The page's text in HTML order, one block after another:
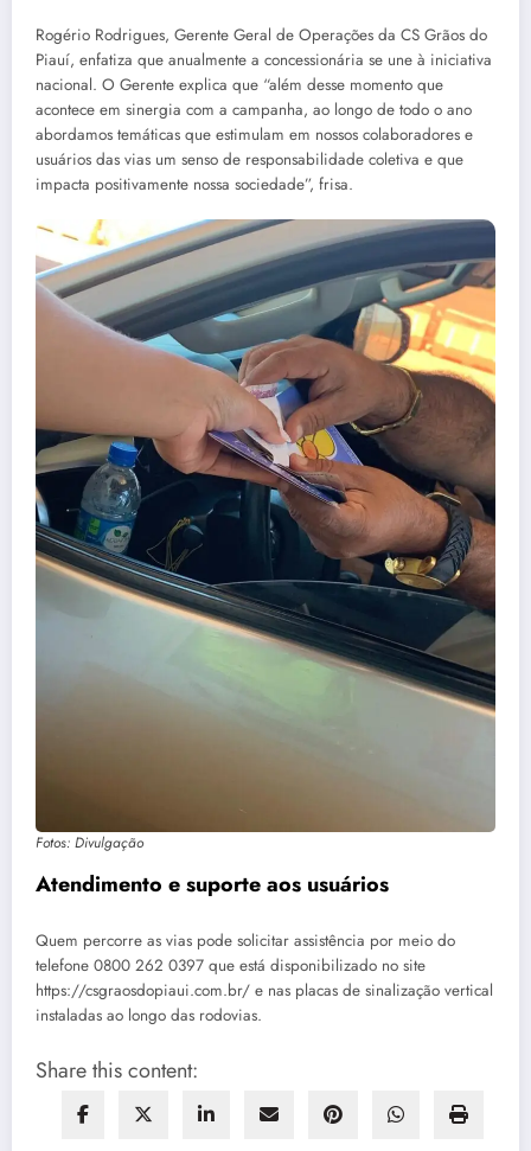
Rogério Rodrigues, Gerente Geral de Operações da CS Grãos do
Piauí, enfatiza que anualmente a concessionária se une à iniciativa
nacional. O Gerente explica que “além desse momento que
acontece em sinergia com a campanha, ao longo de todo o ano
abordamos temáticas que estimulam em nossos colaboradores e
usuários das vias um senso de responsabilidade coletiva e que
impacta positivamente nossa sociedade”, frisa.
Fotos: Divulgação
Atendimento e suporte aos usuários
Quem percorre as vias pode solicitar assistência por meio do
telefone 0800 262 0397 que está disponibilizado no site
https://csgraosdopiaui.com.br/ e nas placas de sinalização vertical
instaladas ao longo das rodovias.
Share this content: